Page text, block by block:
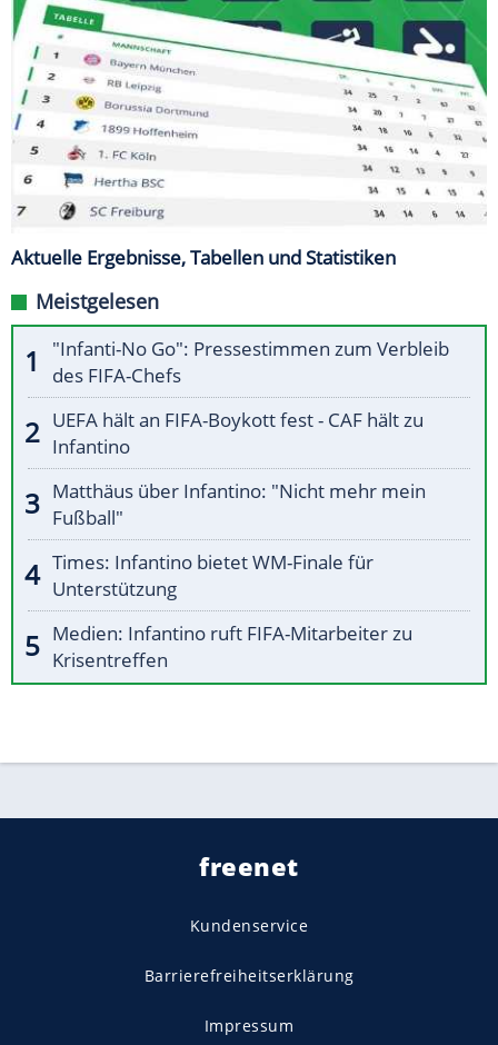
Aktuelle Ergebnisse, Tabellen und Statistiken
Meistgelesen
"Infanti-No Go": Pressestimmen zum Verbleib
des FIFA-Chefs
UEFA hält an FIFA-Boykott fest - CAF hält zu
Infantino
Matthäus über Infantino: "Nicht mehr mein
Fußball"
Times: Infantino bietet WM-Finale für
Unterstützung
Medien: Infantino ruft FIFA-Mitarbeiter zu
Krisentreffen
freenet
Kundenservice
Barrierefreiheitserklärung
Impressum